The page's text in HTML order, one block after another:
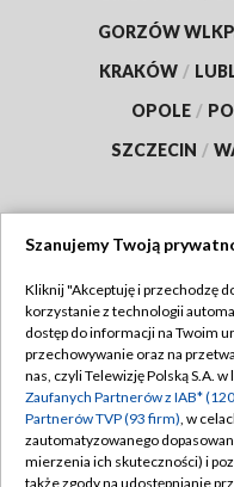
GORZÓW
KRAKÓW /
OPOLE /
SZCZECIN /
Abonament TVP
Emisja w TVP
Centrum informacji
Naziemna Telewizja
Szanujemy Twoją
Kliknij "Akceptuję i przechodzę
korzystanie z technologii
dostęp do informacji na Twoim
przechowywanie oraz na
nas, czyli Telewizję Polską S.A.
Zaufanych Partnerów z IAB*
Partnerów TVP (93 firm), w
zautomatyzowanego
mierzenia ich skuteczności) i
także zgody na udostępnianie